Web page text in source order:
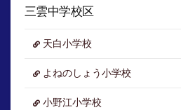
イ
三雲中学校区
天白小学校
よねのしょう小学校
小野江小学校